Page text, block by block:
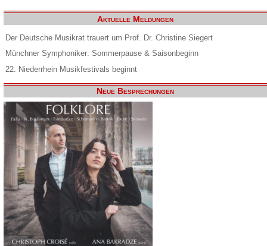
Aktuelle Meldungen
Der Deutsche Musikrat trauert um Prof. Dr. Christine Siegert
Münchner Symphoniker: Sommerpause & Saisonbeginn
22. Niederrhein Musikfestivals beginnt
Neue Besprechungen